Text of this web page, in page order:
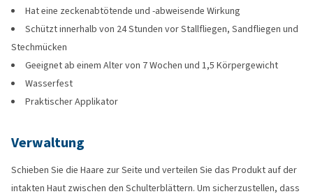
Hat eine zeckenabtötende und -abweisende Wirkung
Schützt innerhalb von 24 Stunden vor Stallfliegen, Sandfliegen und
Stechmücken
Geeignet ab einem Alter von 7 Wochen und 1,5 Körpergewicht
Wasserfest
Praktischer Applikator
Verwaltung
Schieben Sie die Haare zur Seite und verteilen Sie das Produkt auf der
intakten Haut zwischen den Schulterblättern. Um sicherzustellen, dass